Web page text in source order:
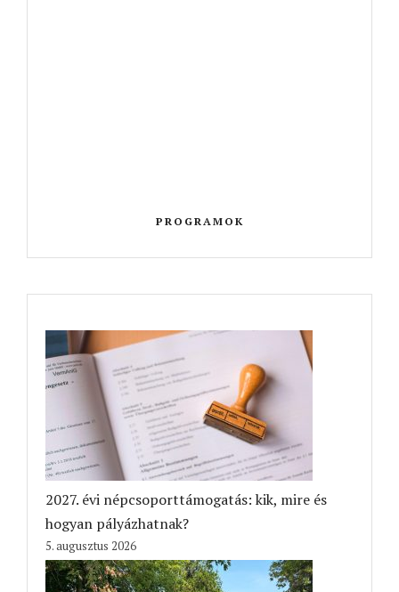
PROGRAMOK
2027. évi népcsoporttámogatás: kik, mire és
hogyan pályázhatnak?
5. augusztus 2026